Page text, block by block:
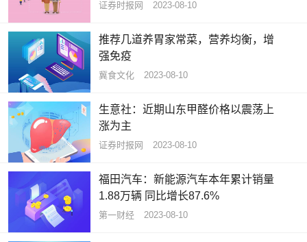
证券时报网 2023-08-10
推荐几道养胃家常菜，营养均衡，增
强免疫
冀食文化 2023-08-10
生意社：近期山东甲醛价格以震荡上
涨为主
证券时报网 2023-08-10
福田汽车：新能源汽车本年累计销量
1.88万辆 同比增长87.6%
第一财经 2023-08-10